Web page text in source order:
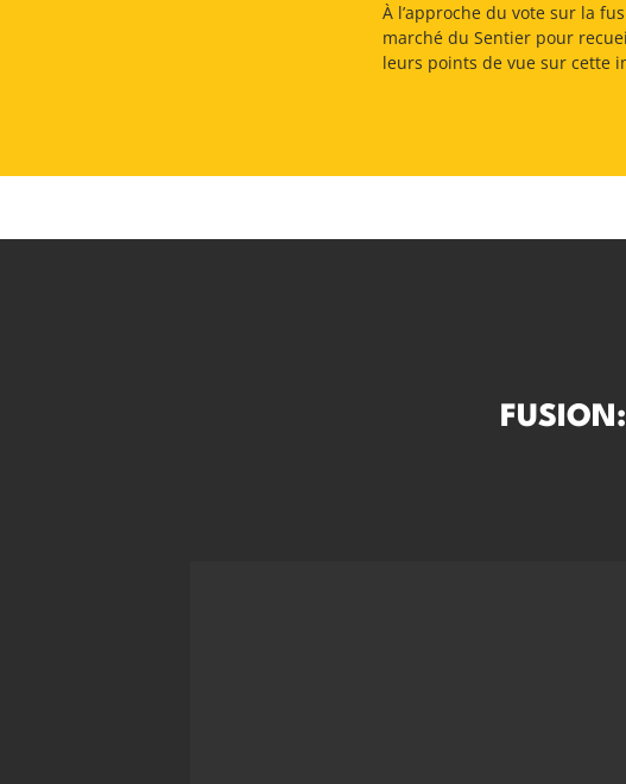
À l’approche du vote sur la
marché du Sentier pour
leurs points de vue sur cette